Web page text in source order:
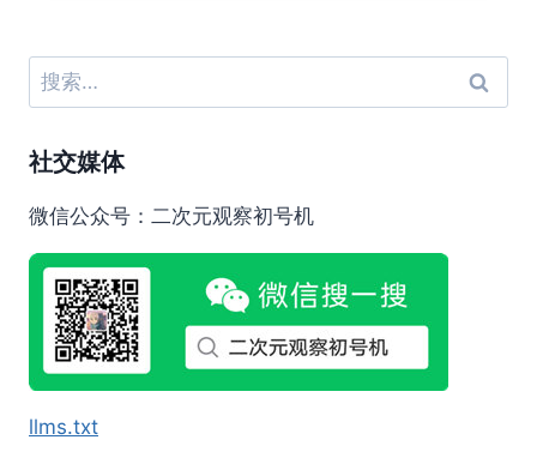
辣
会
温
将
在
4
月
8
日
搜
索：
社交媒体
微信公众号：二次元观察初号机
llms.txt